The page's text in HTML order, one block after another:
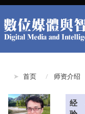
首页 师资介绍
经